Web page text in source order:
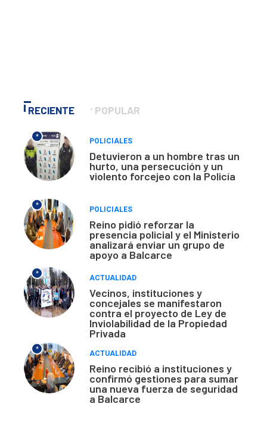
RECIENTE POPULAR
*
POLICIALES
Detuvieron a un hombre tras un
hurto, una persecución y un
violento forcejeo con la Policía
*
POLICIALES
Reino pidió reforzar la
presencia policial y el Ministerio
analizará enviar un grupo de
apoyo a Balcarce
*
ACTUALIDAD
Vecinos, instituciones y
concejales se manifestaron
contra el proyecto de Ley de
Inviolabilidad de la Propiedad
Privada
*
ACTUALIDAD
Reino recibió a instituciones y
confirmó gestiones para sumar
una nueva fuerza de seguridad
a Balcarce